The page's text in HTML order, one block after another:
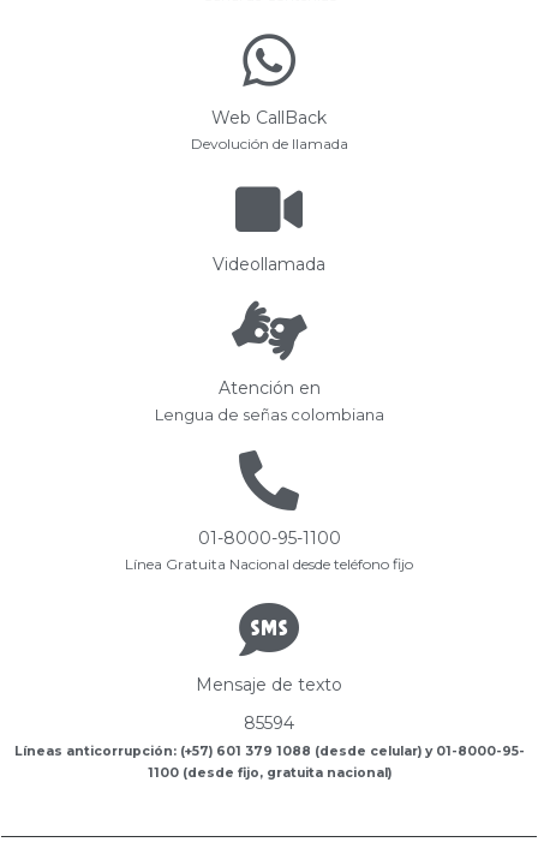
Web CallBack
Devolución de llamada
Videollamada
Atención en
Lengua de señas colombiana
01-8000-95-1100
Línea Gratuita Nacional desde teléfono fijo
Mensaje de texto
85594
Líneas anticorrupción: (+57) 601 379 1088 (desde celular) y 01-8000-95-
1100 (desde fijo, gratuita nacional)